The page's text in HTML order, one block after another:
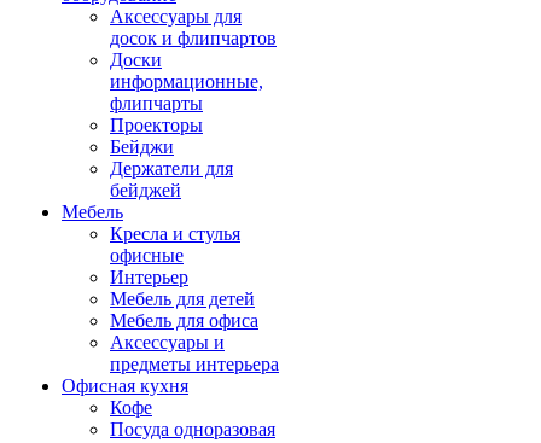
Аксессуары для
досок и флипчартов
Доски
информационные,
флипчарты
Проекторы
Бейджи
Держатели для
бейджей
Мебель
Кресла и стулья
офисные
Интерьер
Мебель для детей
Мебель для офиса
Аксессуары и
предметы интерьера
Офисная кухня
Кофе
Посуда одноразовая